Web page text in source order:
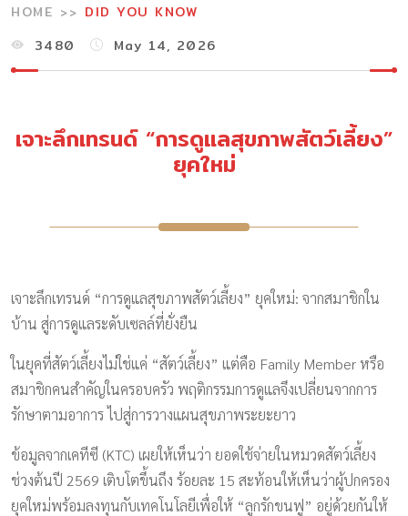
HOME
DID YOU KNOW
3480
May 14, 2026
เจาะลึกเทรนด์ “การดูแลสุขภาพสัตว์เลี้ยง”
ยุคใหม่
เจาะลึกเทรนด์ “การดูแลสุขภาพสัตว์เลี้ยง” ยุคใหม่: จากสมาชิกใน
บ้าน สู่การดูแลระดับเซลล์ที่ยั่งยืน
ในยุคที่สัตว์เลี้ยงไม่ใช่แค่ “สัตว์เลี้ยง” แต่คือ Family Member หรือ
สมาชิกคนสำคัญในครอบครัว พฤติกรรมการดูแลจึงเปลี่ยนจากการ
รักษาตามอาการ ไปสู่การวางแผนสุขภาพระยะยาว
ข้อมูลจากเคทีซี (KTC) เผยให้เห็นว่า ยอดใช้จ่ายในหมวดสัตว์เลี้ยง
ช่วงต้นปี 2569 เติบโตขึ้นถึง ร้อยละ 15 สะท้อนให้เห็นว่าผู้ปกครอง
ยุคใหม่พร้อมลงทุนกับเทคโนโลยีเพื่อให้ “ลูกรักขนฟู” อยู่ด้วยกันให้